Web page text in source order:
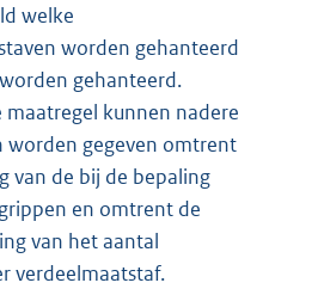
welke
worden gehanteerd
gehanteerd.
maatregel kunnen nadere
worden gegeven omtrent
van de bij de bepaling
en omtrent de
van het aantal
verdeelmaatstaf.